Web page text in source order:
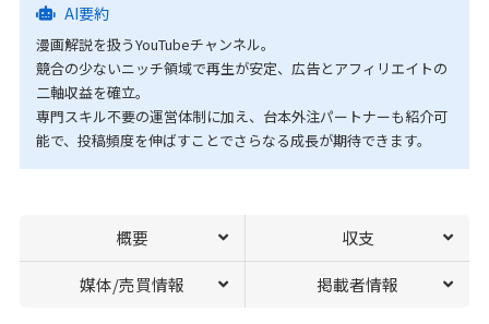
AI要約
漫画解説を扱うYouTubeチャンネル。
競合の少ないニッチ領域で再生が安定、広告とアフィリエイトの
二軸収益を確立。
専門スキル不要の運営体制に加え、台本外注パートナーも紹介可
能で、投稿頻度を伸ばすことでさらなる成長が期待できます。
概要 収支
媒体/売買情報 掲載者情報